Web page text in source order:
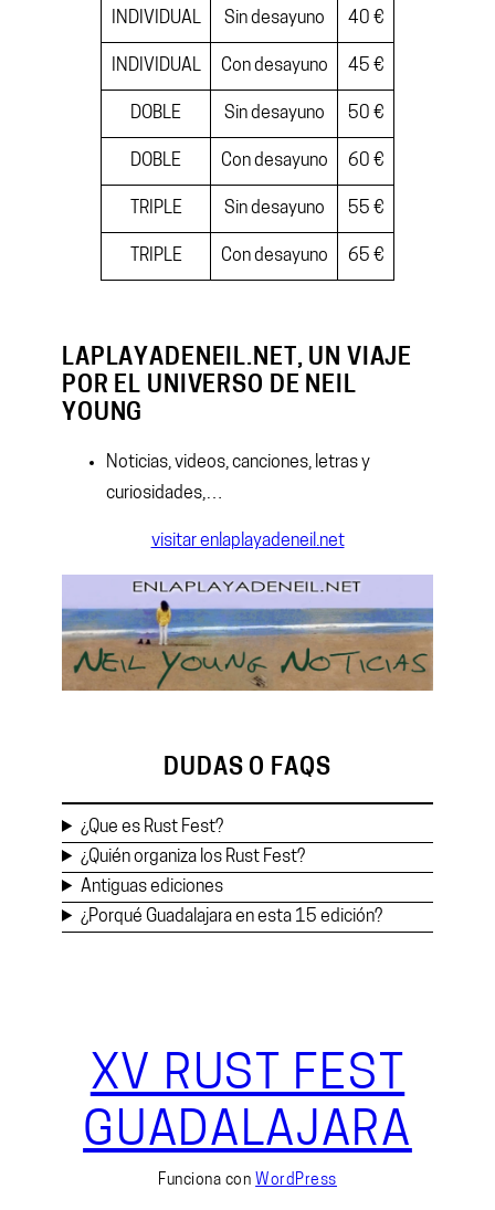
INDIVIDUAL Sin desayuno 40 €
INDIVIDUAL Con desayuno 45 €
DOBLE Sin desayuno 50 €
DOBLE Con desayuno 60 €
TRIPLE Sin desayuno 55 €
TRIPLE Con desayuno 65 €
LAPLAYADENEIL.NET, UN VIAJE
POR EL UNIVERSO DE NEIL
YOUNG
Noticias, videos, canciones, letras y
curiosidades,…
visitar enlaplayadeneil.net
DUDAS O FAQS
¿Que es Rust Fest?
¿Quién organiza los Rust Fest?
Antiguas ediciones
¿Porqué Guadalajara en esta 15 edición?
XV RUST FEST
GUADALAJARA
Funciona con WordPress